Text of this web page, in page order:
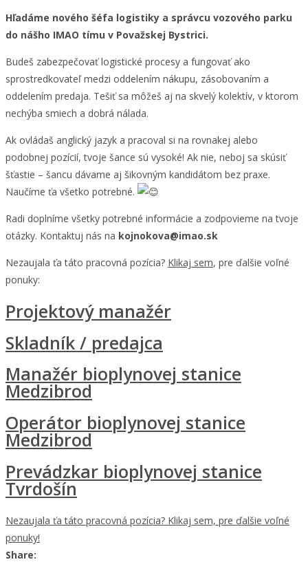
Hľadáme nového šéfa logistiky a správcu vozového parku
do nášho IMAO tímu v Považskej Bystrici.
Budeš zabezpečovať logistické procesy a fungovať ako
sprostredkovateľ medzi oddelením nákupu, zásobovaním a
oddelením predaja. Tešiť sa môžeš aj na skvelý kolektív, v ktorom
nechýba smiech a dobrá nálada.
Ak ovládaš anglický jazyk a pracoval si na rovnakej alebo
podobnej pozícií, tvoje šance sú vysoké! Ak nie, neboj sa skúsiť
šťastie – šancu dávame aj šikovným kandidátom bez praxe.
Naučíme ťa všetko potrebné.
Radi doplníme všetky potrebné informácie a zodpovieme na tvoje
otázky. Kontaktuj nás na kojnokova@imao.sk
Nezaujala ťa táto pracovná pozícia? Klikaj sem, pre ďalšie voľné
ponuky:
Projektový manažér
Skladník / predajca
Manažér bioplynovej stanice
Medzibrod
Operátor bioplynovej stanice
Medzibrod
Prevádzkar bioplynovej stanice
Tvrdošín
Nezaujala ťa táto pracovná pozícia? Klikaj sem, pre ďalšie voľné
ponuky!
Share: